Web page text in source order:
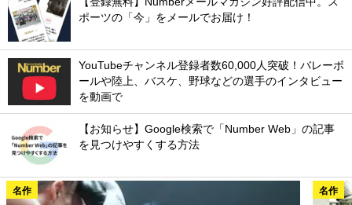
ポーツの「今」をメールでお届け！
YouTubeチャンネル登録者数60,000人突破！バレーボ
ールや陸上、バスケ、野球などの選手のインタビュー
を動画で
【お知らせ】Google検索で「Number Web」の記事
を見つけやすくする方法
名作 名作